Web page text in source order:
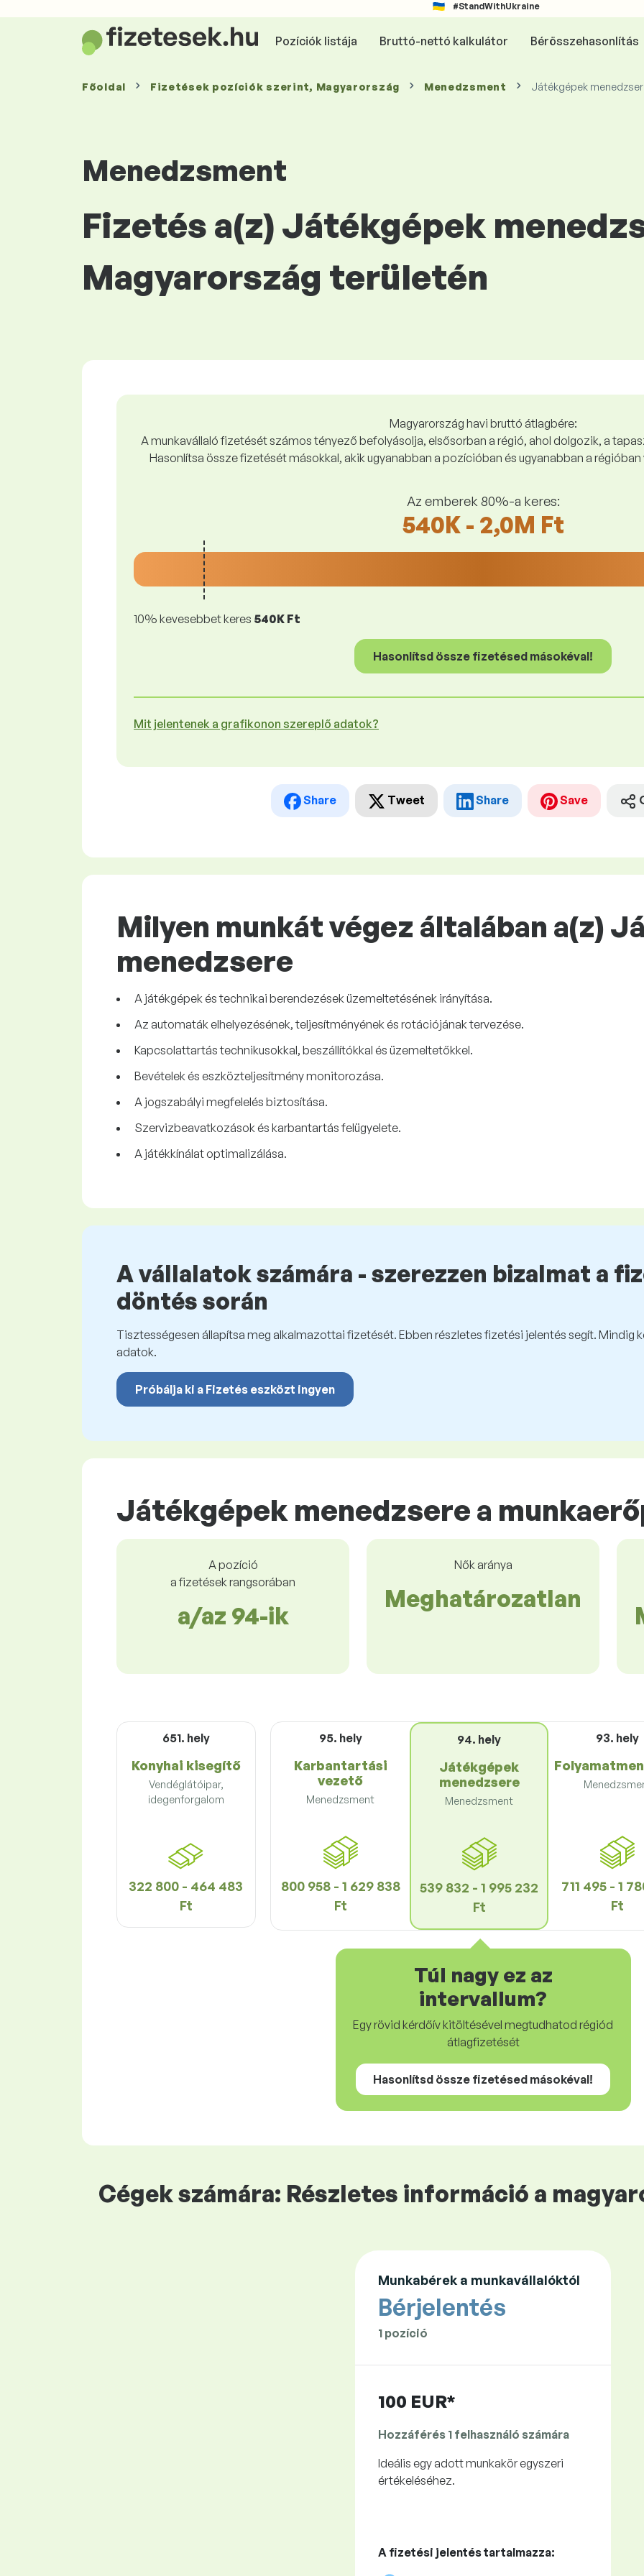
#StandWithUkraine
Pozíciók listája Bruttó-nettó kalkulátor Bérösszehasonlítás
Főoldal Fizetések pozíciók szerint, Magyarország Menedzsment Játékgépek
Menedzsment
Fizetés a(z) Játékgépek
Magyarország területén
Magyarország havi bruttó átlagbére:
A munkavállaló fizetését számos tényező befolyásolja, elsősorban a régió, ahol dolgozik, a
Hasonlítsa össze fizetését másokkal, akik ugyanabban a pozícióban és ugyanabban a régióban
Az emberek 80%-a keres:
540K - 2,0M Ft
10% kevesebbet keres 540K Ft
Hasonlítsd össze fizetésed másokéval!
Mit jelentenek a grafikonon szereplő adatok?
Share Tweet Share Save
Milyen munkát végez általában a(z)
menedzsere
A játékgépek és technikai berendezések üzemeltetésének irányítása.
Az automaták elhelyezésének, teljesítményének és rotációjának tervezése.
Kapcsolattartás technikusokkal, beszállítókkal és üzemeltetőkkel.
Bevételek és eszközteljesítmény monitorozása.
A jogszabályi megfelelés biztosítása.
Szervizbeavatkozások és karbantartás felügyelete.
A játékkínálat optimalizálása.
A vállalatok számára - szerezzen bizalmat a
döntés során
Tisztességesen állapítsa meg alkalmazottai fizetését. Ebben részletes fizetési jelentés segít. Mindig
adatok.
Próbálja ki a Fizetés eszközt ingyen
Játékgépek menedzsere a
A pozíció
a fizetések rangsorában
a/az 94-ik
Nők aránya
Meghatározatlan
651. hely
Konyhai kisegítő
Vendéglátóipar,
idegenforgalom
322 800 - 464 483
Ft
95. hely
Karbantartási
vezető
Menedzsment
800 958 - 1 629 838
Ft
94. hely
Játékgépek
menedzsere
Menedzsment
539 832 - 1 995 232
Ft
93. hely
711 495 - 1
Ft
Túl nagy ez az
intervallum?
Egy rövid kérdőív kitöltésével megtudhatod régiód
átlagfizetését
Hasonlítsd össze fizetésed másokéval!
Cégek számára: Részletes információ a
Munkabérek a munkavállalóktól
Bérjelentés
1 pozíció
100 EUR*
Hozzáférés 1 felhasználó számára
Ideális egy adott munkakör egyszeri
értékeléséhez.
A fizetési jelentés tartalmazza: